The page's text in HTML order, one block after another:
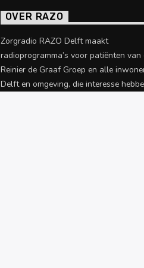
OVER RAZO
Zorgradio RAZO Delft maakt
radioprogramma’s voor patiënten van
Reinier de Graaf Groep en alle
Delft en omgeving, die interesse